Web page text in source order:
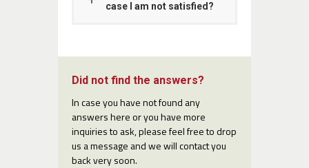
case I am not satisfied?
Did not find the answers?
In case you have not found any
answers here or you have more
inquiries to ask, please feel free to drop
us a message and we will contact you
back very soon.